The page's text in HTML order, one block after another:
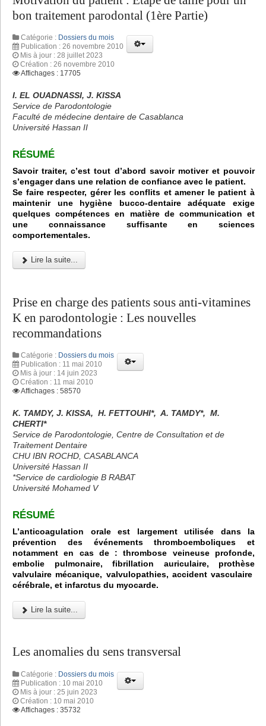
bon traitement parodontal (1ère Partie)
Catégorie : Dossiers du mois
Publication : 26 novembre 2010
Mis à jour : 28 juillet 2023
Création : 26 novembre 2010
Affichages : 17705
I. EL OUADNASSI, J. KISSA
Service de Parodontologie
Faculté de médecine dentaire de Casablanca
Université Hassan II
RÉSUMÉ
Savoir traiter, c’est tout d’abord savoir motiver et pouvoir
s’engager dans une relation de confiance avec le patient.
Se faire respecter, gérer les conflits et amener le patient à
maintenir une hygiène bucco-dentaire adéquate exige
quelques compétences en matière de communication et
une connaissance suffisante en sciences
comportementales.
Lire la suite...
Prise en charge des patients sous anti-vitamines
K en parodontologie : Les nouvelles
recommandations
Catégorie : Dossiers du mois
Publication : 11 mai 2010
Mis à jour : 14 juin 2023
Création : 11 mai 2010
Affichages : 58570
K. TAMDY, J. KISSA, H. FETTOUHI*, A. TAMDY*, M.
CHERTI*
Service de Parodontologie, Centre de Consultation et de
Traitement Dentaire
CHU IBN ROCHD, CASABLANCA
Université Hassan II
*Service de cardiologie B RABAT
Université Mohamed V
RÉSUMÉ
L’anticoagulation orale est largement utilisée dans la
prévention des événements thromboemboliques et
notamment en cas de : thrombose veineuse profonde,
embolie pulmonaire, fibrillation auriculaire, prothèse
valvulaire mécanique, valvulopathies, accident vasculaire
cérébrale, et infarctus du myocarde.
Lire la suite...
Les anomalies du sens transversal
Catégorie : Dossiers du mois
Publication : 10 mai 2010
Mis à jour : 25 juin 2023
Création : 10 mai 2010
Affichages : 35732